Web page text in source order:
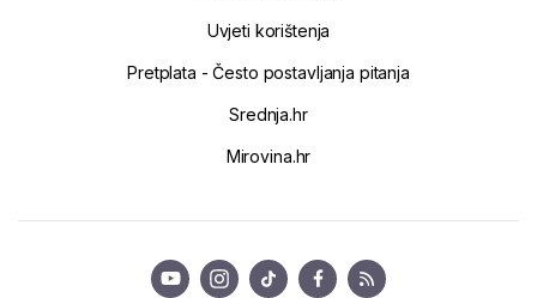
Uvjeti korištenja
Pretplata - Često postavljanja pitanja
Srednja.hr
Mirovina.hr